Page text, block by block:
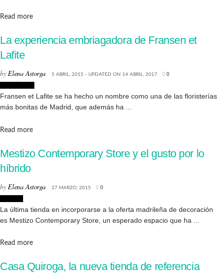
Read moreDetails
La experiencia embriagadora de Fransen et
Lafite
byElena Astorga 5 ABRIL, 2015 - UPDATED ON 14 ABRIL, 2017 0
Fransen et Lafite se ha hecho un nombre como una de las floristerías
más bonitas de Madrid, que además ha ...
Read moreDetails
Mestizo Contemporary Store y el gusto por lo
híbrido
by Elena Astorga 27 MARZO, 2015 0
La última tienda en incorporarse a la oferta madrileña de decoración
es Mestizo Contemporary Store, un esperado espacio que ha ...
Read moreDetails
Casa Quiroga, la nueva tienda de referencia